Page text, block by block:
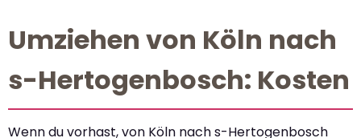
Umziehen von Köln nach
s-Hertogenbosch: Kosten
Wenn du vorhast, von Köln nach s-Hertogenbosch